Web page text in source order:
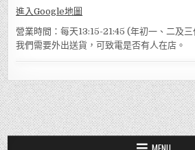
進入Google地圖
營業時間：每天13:15-21:45 (年初一、二及
我們需要外出送貨，可致電是否有人在店。